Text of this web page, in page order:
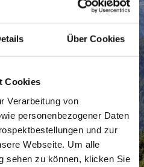
Über Cookies
Cookies
Verarbeitung von
personenbezogener Daten
und zur
Webseite. Um alle
sehen zu können, klicken Sie